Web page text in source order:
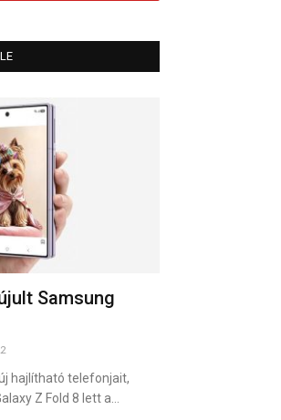
Samsung
hajlítható telefonjait,
Z Fold 8 lett a…